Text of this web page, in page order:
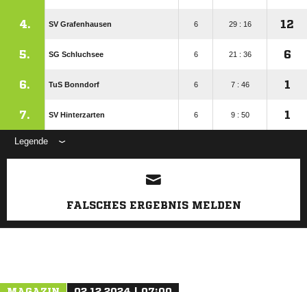
4. SV Grafenhausen 6 29 : 16 12
5. SG Schluchsee 6 21 : 36 6
6. TuS Bonndorf 6 7 : 46 1
7. SV Hinterzarten 6 9 : 50 1
Legende
ANZEIGE
FALSCHES ERGEBNIS MELDEN